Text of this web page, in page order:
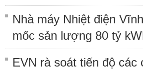
Nhà máy Nhiệt điện
mốc sản lượng 80 tỷ
EVN rà soát tiến độ